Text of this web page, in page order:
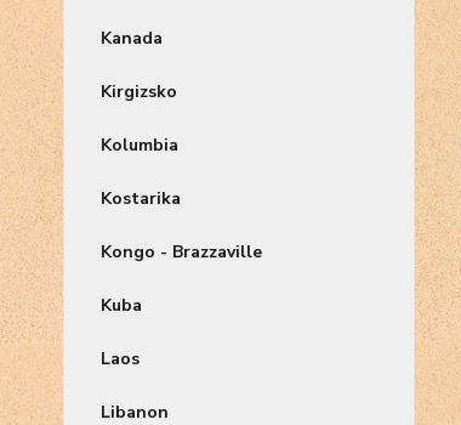
Kanada
Kirgizsko
Kolumbia
Kostarika
Kongo - Brazzaville
Kuba
Laos
Libanon